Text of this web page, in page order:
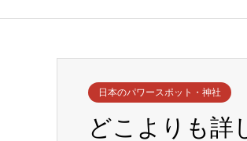
日本のパワースポット・神社
どこよりも詳